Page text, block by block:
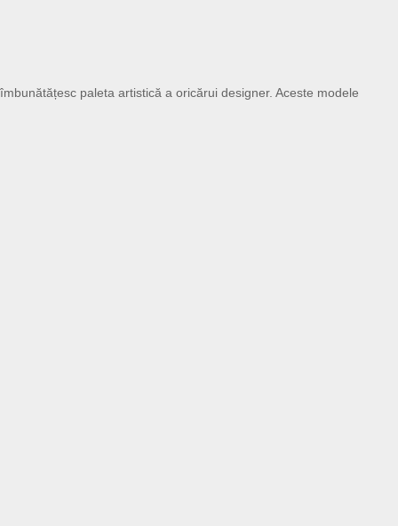
paleta artistică a oricărui designer. Aceste modele